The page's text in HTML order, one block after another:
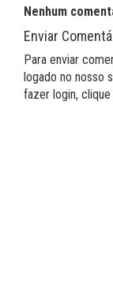
Nenhum
Enviar
Para enviar
logado no nosso
fazer login, clique